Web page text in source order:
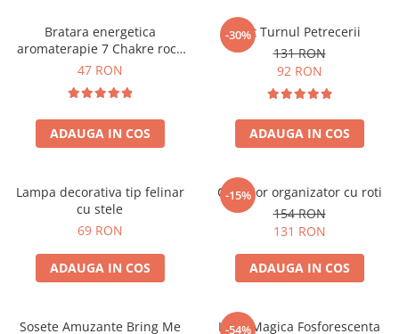
Bratara energetica
aromaterapie 7 Chakre roca
vulcanica
47 RON
ADAUGA IN COS
-30%Set Turnul Petrecerii
131 RON
92 RON
ADAUGA IN COS
Lampa decorativa tip felinar
cu stele
69 RON
ADAUGA IN COS
-15%
Carucior organizator cu roti
154 RON
131 RON
ADAUGA IN COS
Sosete Amuzante Bring Me
-54%
Luna Magica Fosforescenta